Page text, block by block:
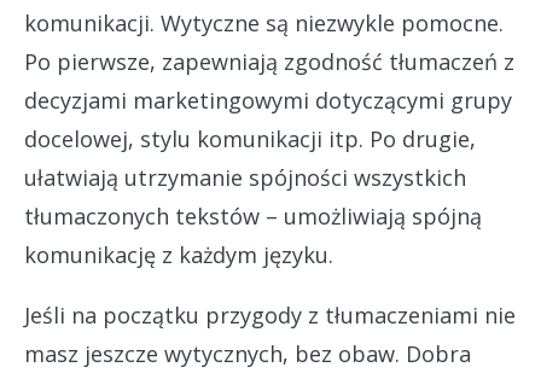
komunikacji. Wytyczne są niezwykle pomocne.
Po pierwsze, zapewniają zgodność tłumaczeń z
decyzjami marketingowymi dotyczącymi grupy
docelowej, stylu komunikacji itp. Po drugie,
ułatwiają utrzymanie spójności wszystkich
tłumaczonych tekstów – umożliwiają spójną
komunikację z każdym języku.
Jeśli na początku przygody z tłumaczeniami nie
masz jeszcze wytycznych, bez obaw. Dobra